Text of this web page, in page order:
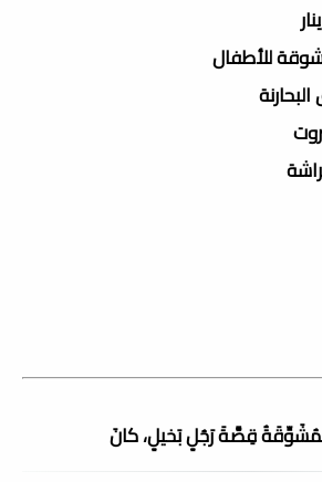
للأطفال
قِصَّةَ رَجُلٍ بَخيلٍ، كانَ